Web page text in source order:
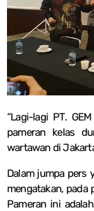
“Lagi-lagi PT.
pameran kelas
wartawan di
Dalam jumpa pers
mengatakan, pada
Pameran ini